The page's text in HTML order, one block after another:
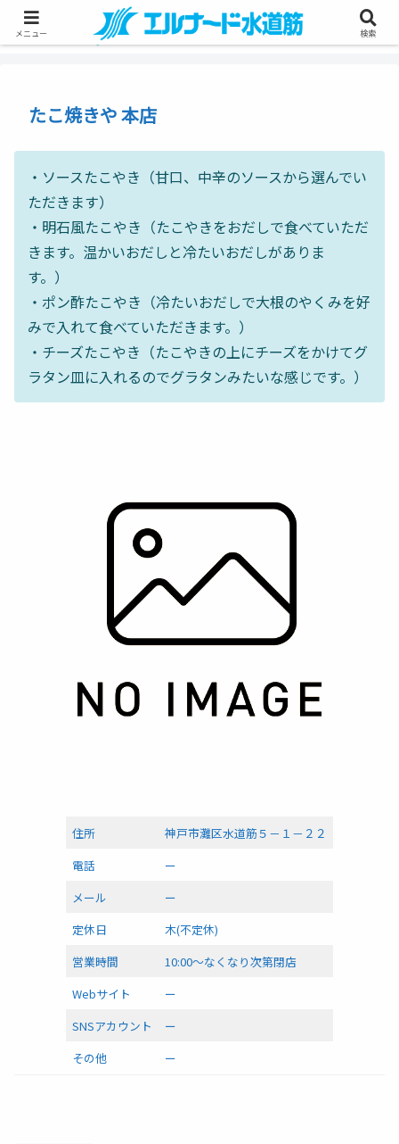
たこ焼きや 本店
・ソースたこやき（甘口、中辛のソースから選んでい
ただきます）
・明石風たこやき（たこやきをおだしで食べていただ
きます。温かいおだしと冷たいおだしがありま
す。）
・ポン酢たこやき（冷たいおだしで大根のやくみを好
みで入れて食べていただきます。）
・チーズたこやき（たこやきの上にチーズをかけてグ
ラタン皿に入れるのでグラタンみたいな感じです。）
住所
神戸市灘区水道筋５－１－２２
電話
ー
メール
ー
定休日
木(不定休)
営業時間
10:00～なくなり次第閉店
Webサイト
ー
SNSアカウント
ー
その他
ー
メニュー 検索